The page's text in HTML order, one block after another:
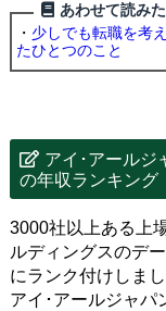
あわせて読み
・ 少しでも転職を考
たひとつのこと
アイ･アールジ
の年収ランキング
3000社以上ある上
ルディングスのデ
にランク付けしまし
アイ･アールジャパ